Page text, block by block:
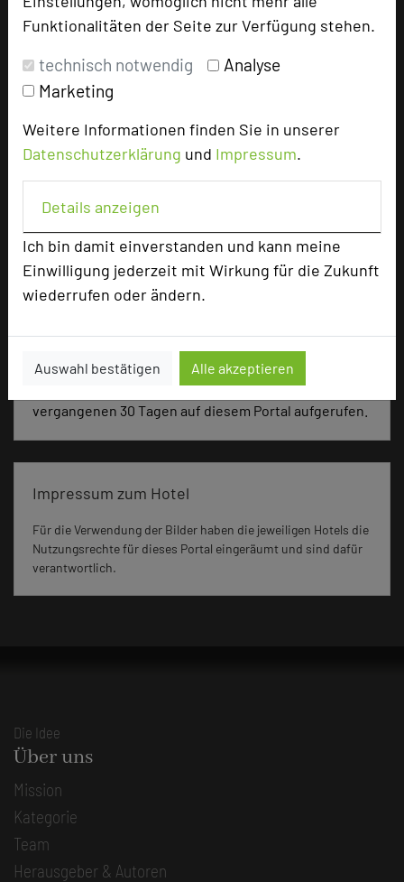
Funktionalitäten der Seite zur Verfügung stehen.
technisch notwendig
Analyse
Marketing
Weitere Informationen finden Sie in unserer
Datenschutzerklärung und Impressum.
Details anzeigen
Ich bin damit einverstanden und kann meine
Einwilligung jederzeit mit Wirkung für die Zukunft
wiederrufen oder ändern.
Auswahl bestätigen Alle akzeptieren
Parlamentarisch
Reihenbestuhlung
100
Tagungsräume
Ausstellungsfläche
Zimmer
Doppelzimmer
Besonders geeignet für
3438 Seiten dieses Hotels wurden in den
vergangenen 30 Tagen auf diesem Portal aufgerufen.
Impressum zum Hotel
Für die Verwendung der Bilder haben die jeweiligen Hotels die
Nutzungsrechte für dieses Portal eingeräumt und sind dafür
verantwortlich.
Die Idee
Über uns
Mission
Kategorie
Team
Herausgeber & Autoren